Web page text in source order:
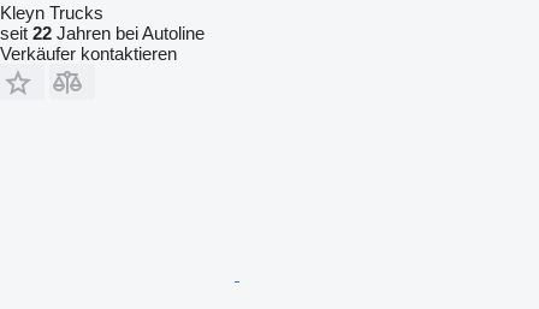
Kleyn Trucks
seit 22 Jahren bei Autoline
Verkäufer kontaktieren